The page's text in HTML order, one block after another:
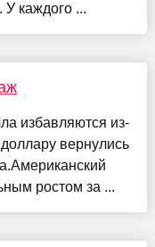
У каждого ...
избавляются из-
вернулись
ростом за ...